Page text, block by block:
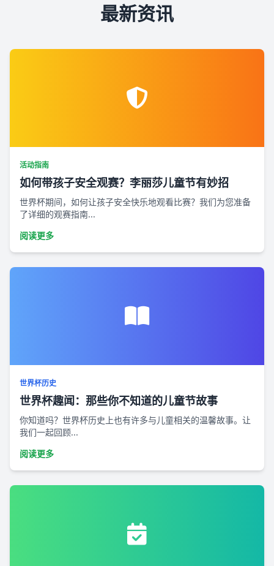
最新资讯
活动指南
如何带孩子安全观赛？李丽莎儿童节有妙招
世界杯期间，如何让孩子安全快乐地观看比赛？我们为您准备
了详细的观赛指南...
阅读更多
世界杯历史
世界杯趣闻：那些你不知道的儿童节故事
你知道吗？世界杯历史上也有许多与儿童相关的温馨故事。让
我们一起回顾...
阅读更多